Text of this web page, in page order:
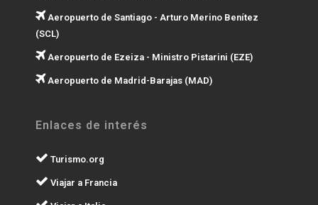
Aeropuerto de Santiago - Arturo Merino Benítez
(SCL)
Aeropuerto de Ezeiza - Ministro Pistarini (EZE)
Aeropuerto de Madrid-Barajas (MAD)
Enlaces de interés
Turismo.org
Viajar a Francia